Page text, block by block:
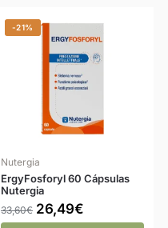
-21%
Nutergia
ErgyFosforyl 60 Cápsulas
Nutergia
33,60€ 26,49€